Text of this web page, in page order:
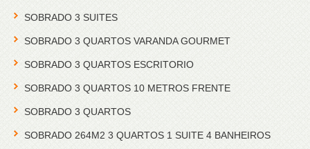
SOBRADO 3 SUITES
SOBRADO 3 QUARTOS VARANDA GOURMET
SOBRADO 3 QUARTOS ESCRITORIO
SOBRADO 3 QUARTOS 10 METROS FRENTE
SOBRADO 3 QUARTOS
SOBRADO 264M2 3 QUARTOS 1 SUITE 4 BANHEIROS